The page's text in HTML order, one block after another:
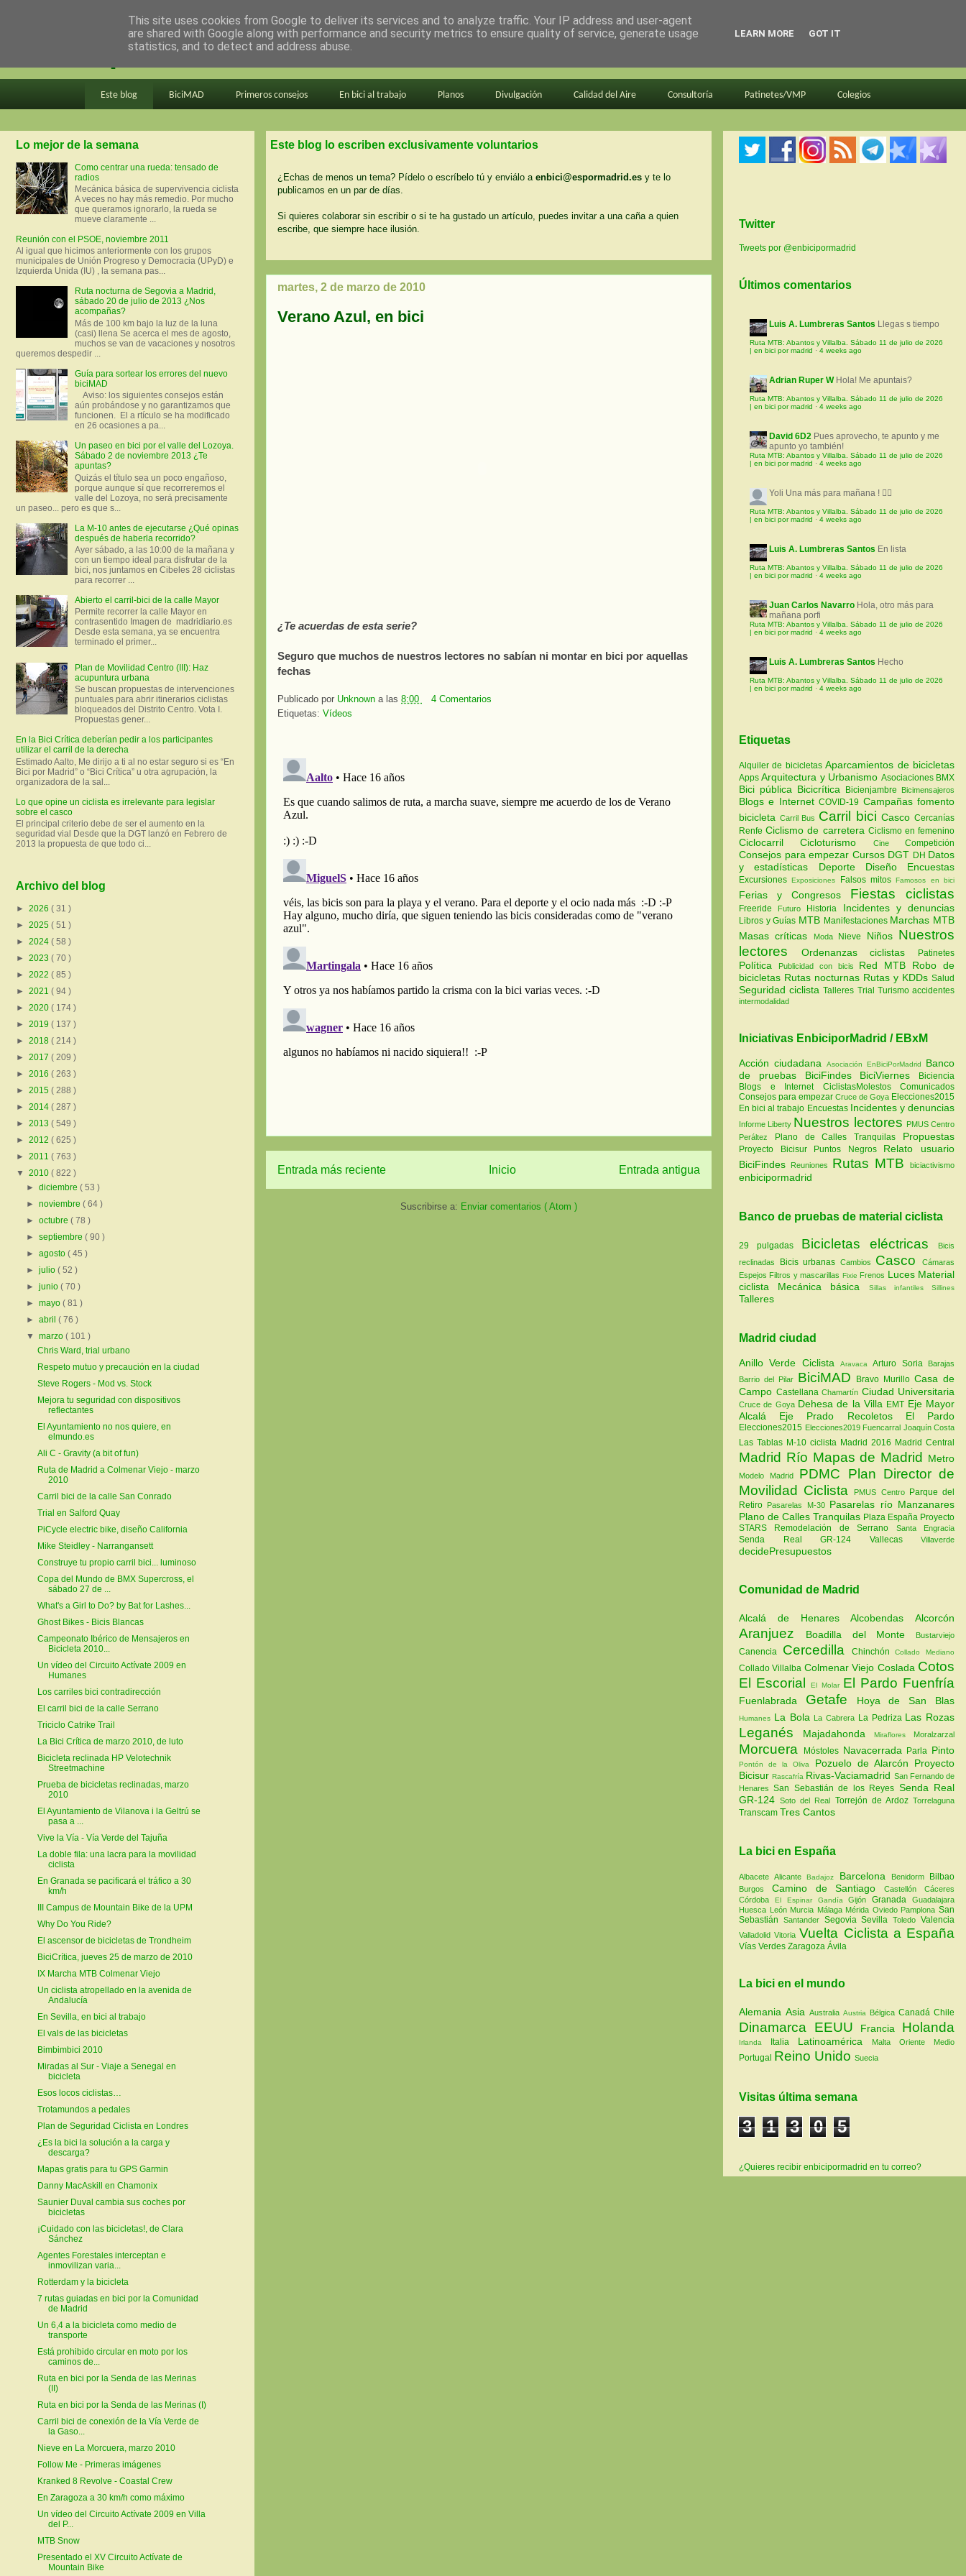
en bici por madrid
Este blog BiciMAD Primeros consejos En bici al trabajo Planos Divulgación Calidad del Aire Consultoría Patinetes/VMP Colegios
Este blog lo escriben exclusivamente voluntarios
¿Echas de menos un tema? Pídelo o escríbelo tú y enviálo a enbici@espormadrid.es y te lo
publicamos en un par de días.
Si quieres colaborar sin escribir o si te ha gustado un artículo, puedes invitar a una caña a quien
escribe, que siempre hace ilusión.
martes, 2 de marzo de 2010
Verano Azul, en bici
¿Te acuerdas de esta serie?
Seguro que muchos de nuestros lectores no sabían ni montar en bici por aquellas
fechas
Publicado por Unknown a las 8:00
4 Comentarios
Etiquetas: Vídeos
Entrada más reciente Entrada antigua
Inicio
Suscribirse a: Enviar comentarios ( Atom )
Lo mejor de la semana
Como centrar una rueda: tensado de
radios
Mecánica básica de supervivencia ciclista
A veces no hay más remedio. Por mucho
que queramos ignorarlo, la rueda se
mueve claramente ...
Reunión con el PSOE, noviembre 2011
Al igual que hicimos anteriormente con los grupos
municipales de Unión Progreso y Democracia (UPyD) e
Izquierda Unida (IU) , la semana pas...
Ruta nocturna de Segovia a Madrid,
sábado 20 de julio de 2013 ¿Nos
acompañas?
Más de 100 km bajo la luz de la luna
(casi) llena Se acerca el mes de agosto,
muchos se van de vacaciones y nosotros
queremos despedir ...
Guía para sortear los errores del nuevo
biciMAD
Aviso: los siguientes consejos están
aún probándose y no garantizamos que
funcionen. El a rtículo se ha modificado
en 26 ocasiones a pa...
Un paseo en bici por el valle del Lozoya.
Sábado 2 de noviembre 2013 ¿Te
apuntas?
Quizás el título sea un poco engañoso,
porque aunque sí que recorreremos el
valle del Lozoya, no será precisamente
un paseo... pero es que s...
La M-10 antes de ejecutarse ¿Qué opinas
después de haberla recorrido?
Ayer sábado, a las 10:00 de la mañana y
con un tiempo ideal para disfrutar de la
bici, nos juntamos en Cibeles 28 ciclistas
para recorrer ...
Abierto el carril-bici de la calle Mayor
Permite recorrer la calle Mayor en
contrasentido Imagen de madridiario.es
Desde esta semana, ya se encuentra
terminado el primer...
Plan de Movilidad Centro (III): Haz
acupuntura urbana
Se buscan propuestas de intervenciones
puntuales para abrir itinerarios ciclistas
bloqueados del Distrito Centro. Vota I.
Propuestas gener...
En la Bici Crítica deberían pedir a los participantes
utilizar el carril de la derecha
Estimado Aalto, Me dirijo a ti al no estar seguro si es “En
Bici por Madrid” o “Bici Crítica” u otra agrupación, la
organizadora de la sal...
Lo que opine un ciclista es irrelevante para legislar
sobre el casco
El principal criterio debe de ser el aumento en la
seguridad vial Desde que la DGT lanzó en Febrero de
2013 la propuesta de que todo ci...
Archivo del blog
► 2026 ( 31 )
► 2025 ( 51 )
► 2024 ( 58 )
► 2023 ( 70 )
► 2022 ( 85 )
► 2021 ( 94 )
► 2020 ( 174 )
► 2019 ( 137 )
► 2018 ( 214 )
► 2017 ( 209 )
► 2016 ( 263 )
► 2015 ( 288 )
► 2014 ( 287 )
► 2013 ( 549 )
► 2012 ( 625 )
► 2011 ( 763 )
▼ 2010 ( 822 )
►diciembre( 53 )
►noviembre( 64 )
►octubre( 78 )
►septiembre( 90 )
►agosto( 45 )
►julio( 52 )
►junio( 70 )
►mayo( 81 )
►abril( 76 )
▼marzo( 101 )
Chris Ward, trial urbano
Respeto mutuo y precaución en la ciudad
Steve Rogers - Mod vs. Stock
Mejora tu seguridad con dispositivos
reflectantes
El Ayuntamiento no nos quiere, en
elmundo.es
Ali C - Gravity (a bit of fun)
Ruta de Madrid a Colmenar Viejo - marzo
2010
Carril bici de la calle San Conrado
Trial en Salford Quay
PiCycle electric bike, diseño California
Mike Steidley - Narrangansett
Construye tu propio carril bici... luminoso
Copa del Mundo de BMX Supercross, el
sábado 27 de ...
What's a Girl to Do? by Bat for Lashes...
Ghost Bikes - Bicis Blancas
Campeonato Ibérico de Mensajeros en
Bicicleta 2010...
Un vídeo del Circuito Actívate 2009 en
Humanes
Los carriles bici contradirección
El carril bici de la calle Serrano
Triciclo Catrike Trail
La Bici Crítica de marzo 2010, de luto
Bicicleta reclinada HP Velotechnik
Streetmachine
Prueba de bicicletas reclinadas, marzo
2010
El Ayuntamiento de Vilanova i la Geltrú se
pasa a ...
Vive la Vía - Vía Verde del Tajuña
La doble fila: una lacra para la movilidad
ciclista
En Granada se pacificará el tráfico a 30
km/h
III Campus de Mountain Bike de la UPM
Why Do You Ride?
El ascensor de bicicletas de Trondheim
BiciCrítica, jueves 25 de marzo de 2010
IX Marcha MTB Colmenar Viejo
Un ciclista atropellado en la avenida de
Andalucía
En Sevilla, en bici al trabajo
El vals de las bicicletas
Bimbimbici 2010
Miradas al Sur - Viaje a Senegal en
bicicleta
Esos locos ciclistas…
Trotamundos a pedales
Plan de Seguridad Ciclista en Londres
¿Es la bici la solución a la carga y
descarga?
Mapas gratis para tu GPS Garmin
Danny MacAskill en Chamonix
Saunier Duval cambia sus coches por
bicicletas
¡Cuidado con las bicicletas!, de Clara
Sánchez
Agentes Forestales interceptan e
inmovilizan varia...
Rotterdam y la bicicleta
7 rutas guiadas en bici por la Comunidad
de Madrid
Un 6,4 a la bicicleta como medio de
transporte
Está prohibido circular en moto por los
caminos de...
Ruta en bici por la Senda de las Merinas
(II)
Ruta en bici por la Senda de las Merinas (I)
Carril bici de conexión de la Vía Verde de
la Gaso...
Nieve en La Morcuera, marzo 2010
Follow Me - Primeras imágenes
Kranked 8 Revolve - Coastal Crew
En Zaragoza a 30 km/h como máximo
Un vídeo del Circuito Actívate 2009 en Villa
del P...
MTB Snow
Presentado el XV Circuito Actívate de
Mountain Bike
Twitter
Tweets por @enbicipormadrid
Últimos comentarios
Luis A. Lumbreras Santos Llegas s tiempo
Ruta MTB: Abantos y Villalba. Sábado 11 de julio de 2026
| en bici por madrid · 4 weeks ago
Adrian Ruper W Hola! Me apuntais?
Ruta MTB: Abantos y Villalba. Sábado 11 de julio de 2026
| en bici por madrid · 4 weeks ago
David 6D2 Pues aprovecho, te apunto y me
apunto yo también!
Ruta MTB: Abantos y Villalba. Sábado 11 de julio de 2026
| en bici por madrid · 4 weeks ago
Yoli Una más para mañana ! 🚵‍♀️
Ruta MTB: Abantos y Villalba. Sábado 11 de julio de 2026
| en bici por madrid · 4 weeks ago
Luis A. Lumbreras Santos En lista
Ruta MTB: Abantos y Villalba. Sábado 11 de julio de 2026
| en bici por madrid · 4 weeks ago
Juan Carlos Navarro Hola, otro más para
mañana porfi
Ruta MTB: Abantos y Villalba. Sábado 11 de julio de 2026
| en bici por madrid · 4 weeks ago
Luis A. Lumbreras Santos Hecho
Ruta MTB: Abantos y Villalba. Sábado 11 de julio de 2026
| en bici por madrid · 4 weeks ago
Etiquetas
Alquiler de bicicletasAparcamientos de bicicletas
AppsArquitectura y Urbanismo Asociaciones BMX
Bici pública Bicicrítica Bicienjambre Bicimensajeros
Blogs e InternetCOVID-19 Campañas fomento
bicicleta Carril Bus Carril biciCascoCercanías
RenfeCiclismo de carretera Ciclismo en femenino
CiclocarrilCicloturismo CineCompetición
Consejos para empezar Cursos DGT DH Datos
y estadísticas Deporte Diseño Encuestas
ExcursionesExposiciones Falsos mitosFamosos en bici
Ferias y Congresos Fiestas ciclistas
Freeride Futuro Historia Incidentes y denuncias
Libros y Guías MTB Manifestaciones Marchas MTB
Masas críticas
Moda Nieve Niños Nuestros
lectores
Ordenanzas ciclistas Patinetes
Política Publicidad con bicis Red MTB Robo de
bicicletas Rutas nocturnas Rutas y KDDs Salud
Seguridad ciclistaTalleres Trial Turismoaccidentes
intermodalidad
Iniciativas EnbiciporMadrid / EBxM
Acción ciudadana Asociación EnBiciPorMadrid
Banco
de pruebas
BiciFindes BiciViernes
Biciencia
Blogs e Internet
CiclistasMolestos
Comunicados
Consejos para empezar Cruce de Goya Elecciones2015
En bici al trabajo Encuestas Incidentes y denuncias
Informe Liberty Nuestros lectores
PMUS Centro
Peráltez
Plano de Calles Tranquilas Propuestas
Proyecto Bicisur Puntos Negros
Relato usuario
BiciFindes
Reuniones Rutas MTB biciactivismo
enbicipormadrid
Banco de pruebas de material ciclista
29 pulgadas Bicicletas eléctricas
Bicis
reclinadas
Bicis urbanas Cambios Casco
Cámaras
Espejos Filtros y mascarillas Fixie Frenos Luces Material
ciclista
Mecánica básica Sillas infantiles Sillines
Talleres
Madrid ciudad
Anillo Verde Ciclista AravacaArturo Soria
Barajas
Barrio del Pilar BiciMAD Bravo MurilloCasa de
Campo Castellana Chamartín Ciudad Universitaria
Cruce de Goya Dehesa de la Villa EMT Eje Mayor
Alcalá Eje Prado Recoletos El Pardo
Elecciones2015 Elecciones2019 Fuencarral Joaquín Costa
Las Tablas M-10 ciclista Madrid 2016 Madrid Central
Madrid Río Mapas de Madrid Metro
Modelo Madrid PDMC Plan Director de
Movilidad Ciclista
PMUS Centro Parque del
Retiro Pasarelas M-30 Pasarelas río Manzanares
Plano de Calles Tranquilas Plaza España Proyecto
STARS Remodelación de Serrano Santa Engracia
Senda Real GR-124 Vallecas Villaverde
decidePresupuestos
Comunidad de Madrid
Alcalá de HenaresAlcobendas Alcorcón
Aranjuez Boadilla del Monte Bustarviejo
Canencia Cercedilla ChinchónCollado Mediano
Collado Villalba Colmenar Viejo Coslada Cotos
El EscorialEl Molar El Pardo Fuenfría
Fuenlabrada Getafe Hoya de San Blas
Humanes La Bola La Cabrera La Pedriza Las Rozas
Leganés Majadahonda Miraflores Moralzarzal
Morcuera Móstoles Navacerrada Parla Pinto
Pontón de la Oliva Pozuelo de Alarcón Proyecto
BicisurRascafría Rivas-Vaciamadrid San Fernando de
HenaresSan Sebastián de los Reyes Senda Real
GR-124Soto del Real Torrejón de ArdozTorrelaguna
Transcam Tres Cantos
La bici en España
AlbaceteAlicanteBadajoz Barcelona Benidorm Bilbao
Burgos Camino de SantiagoCastellónCáceres
Córdoba El Espinar GandíaGijónGranadaGuadalajara
Huesca León Murcia Málaga Mérida Oviedo PamplonaSan
Sebastián Santander SegoviaSevillaToledoValencia
ValladolidVitoria Vuelta Ciclista a España
Vías Verdes Zaragoza Ávila
La bici en el mundo
Alemania Asia Australia Austria Bélgica Canadá Chile
Dinamarca EEUU Francia Holanda
Irlanda Italia Latinoamérica Malta Oriente Medio
Portugal Reino Unido Suecia
Visitas última semana
3 1 3 0 5
¿Quieres recibir enbicipormadrid en tu correo?
This site uses cookies from Google to deliver its services and to analyze traffic. Your IP address and user-agent
are shared with Google along with performance and security metrics to ensure quality of service, generate usage
statistics, and to detect and address abuse.
LEARN MORE GOT IT